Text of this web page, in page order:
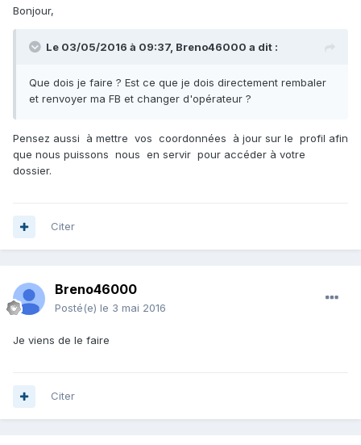
Bonjour,
Le 03/05/2016 à 09:37, Breno46000 a dit :
Que dois je faire ? Est ce que je dois directement rembaler
et renvoyer ma FB et changer d'opérateur ?
Pensez aussi à mettre vos coordonnées à jour sur le profil afin
que nous puissons nous en servir pour accéder à votre
dossier.
Citer
Breno46000
Posté(e) le 3 mai 2016
Je viens de le faire
Citer